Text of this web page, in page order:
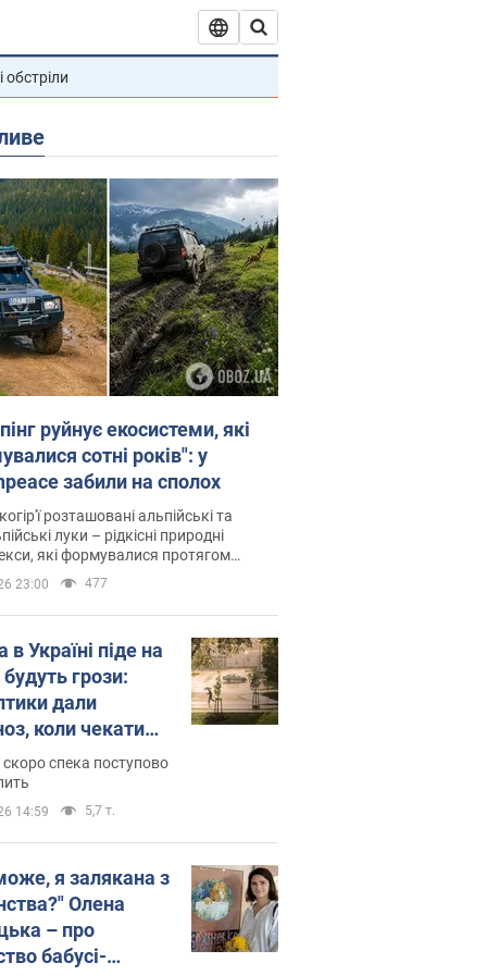
обстріли
руйнує екосистеми, які
сотні років": у
забили на сполох
розташовані альпійські та
луки – рідкісні природні
які формувалися протягом
23:00 477
в Україні піде на
грози:
дали
коли чекати
погоди
скоро спека поступово
14:59 5,7 т.
я залякана з
Олена
– про
бабусі-